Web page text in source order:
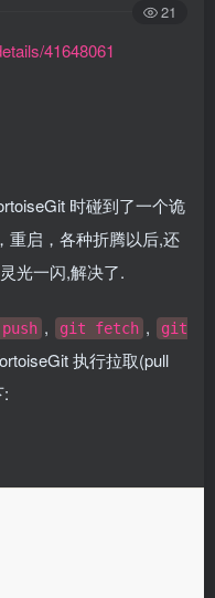
21
41648061
时碰到了一个诡
重启，各种折腾以后,还
光一闪,解决了.
, git fetch ,
git
执行拉取(pull